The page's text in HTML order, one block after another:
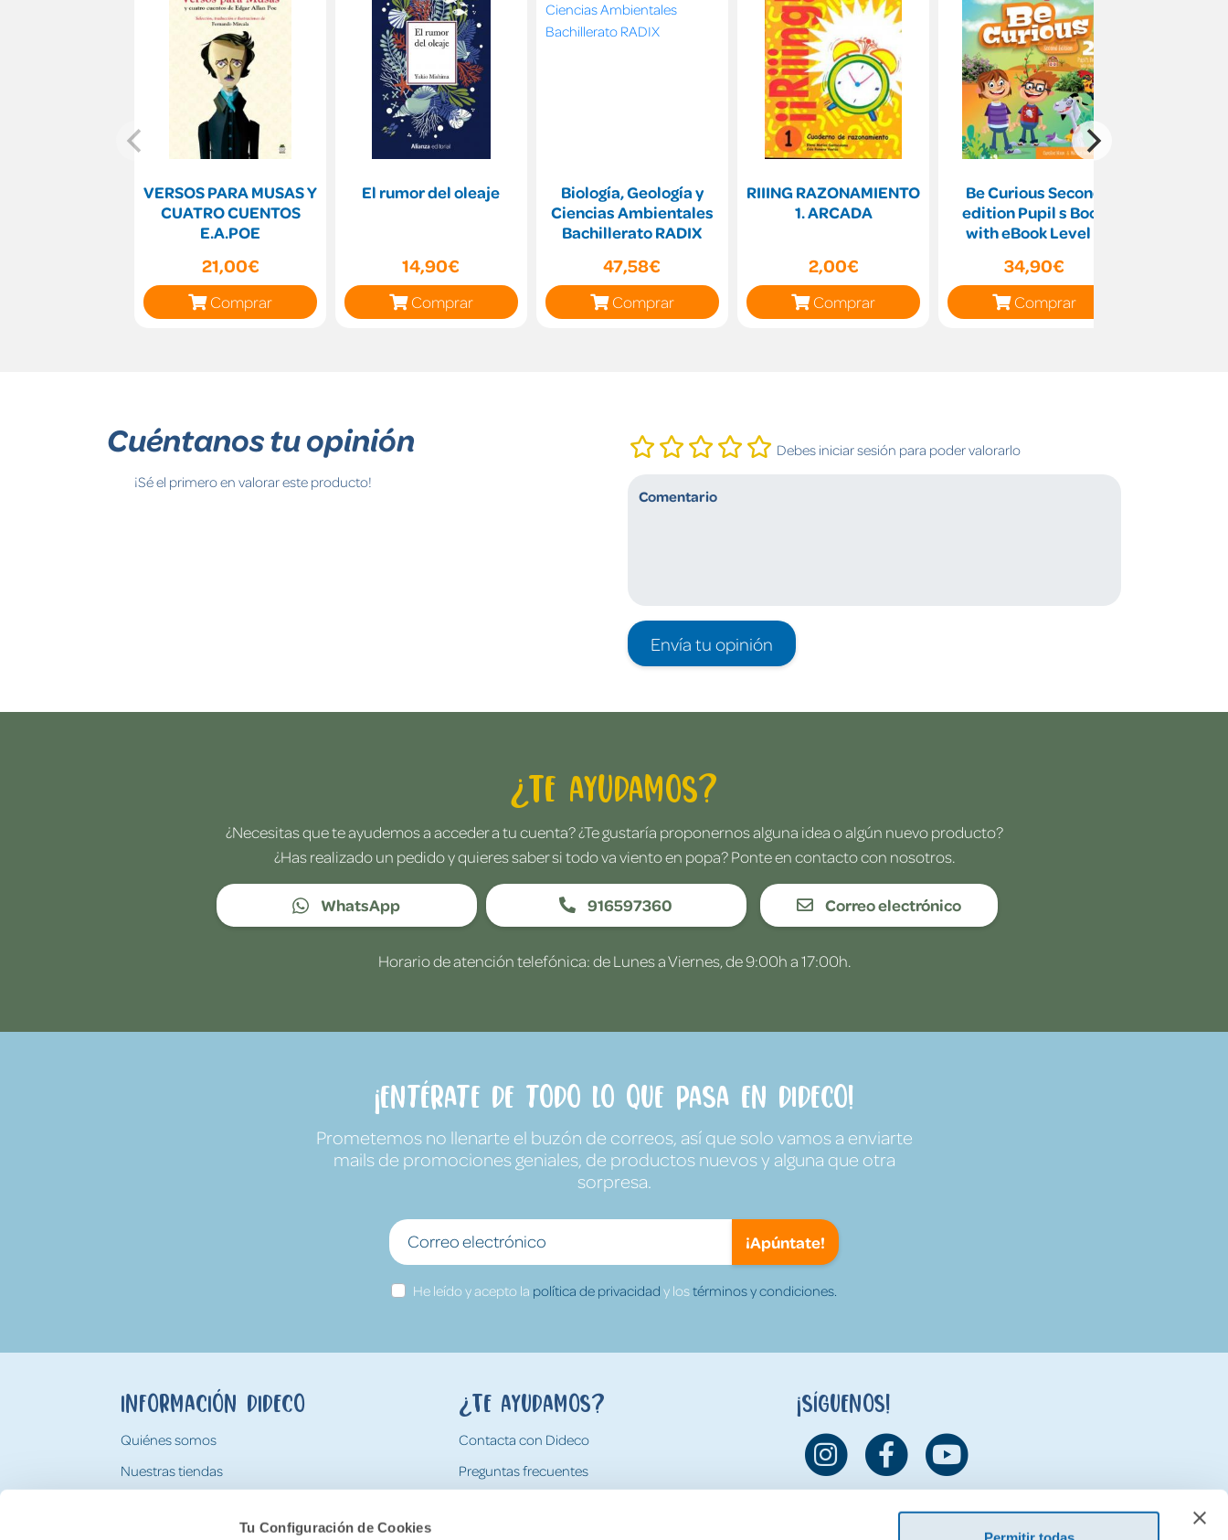
Tu Configuración de Cookies
VERSOS PARA MUSAS Y
CUATRO CUENTOS
E.A.POE
21,00€
Comprar
El rumor del oleaje
14,90€
Comprar
Biología, Geología y
Ciencias Ambientales
Bachillerato RADIX
47,58€
Comprar
RIIING RAZONAMIENTO
1. ARCADA
2,00€
Comprar
Be Curious Second
edition Pupil s Book
with eBook Level 2
34,90€
Comprar
Cuéntanos tu opinión
¡Sé el primero en valorar este producto!
Debes iniciar sesión para poder valorarlo
Envía tu opinión
¿Te ayudamos?
¿Necesitas que te ayudemos a acceder a tu cuenta? ¿Te gustaría proponernos alguna idea o algún nuevo producto?
¿Has realizado un pedido y quieres saber si todo va viento en popa? Ponte en contacto con nosotros.
WhatsApp 916597360 Correo electrónico
Horario de atención telefónica: de Lunes a Viernes, de 9:00h a 17:00h.
¡Entérate de todo lo que pasa en Dideco!
Prometemos no llenarte el buzón de correos, así que solo vamos a enviarte
mails de promociones geniales, de productos nuevos y alguna que otra
sorpresa.
¡Apúntate!
He leído y acepto la política de privacidad y lostérminos y condiciones.
Información Dideco
Quiénes somos
Nuestras tiendas
Tarjeta Regalo Dideco
¿Te ayudamos?
Contacta con Dideco
Preguntas frecuentes
¡Síguenos!